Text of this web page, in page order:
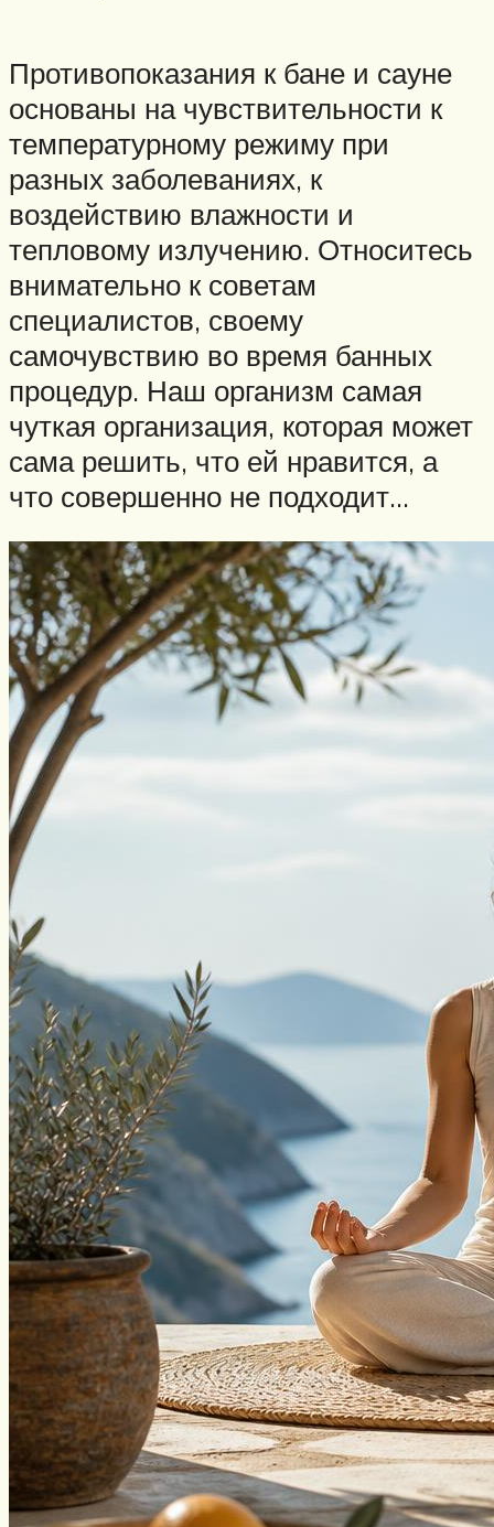
Противопоказания к бане и сауне
основаны на чувствительности к
температурному режиму при
разных заболеваниях, к
воздействию влажности и
тепловому излучению. Относитесь
внимательно к советам
специалистов, своему
самочувствию во время банных
процедур. Наш организм самая
чуткая организация, которая может
сама решить, что ей нравится, а
что совершенно не подходит…